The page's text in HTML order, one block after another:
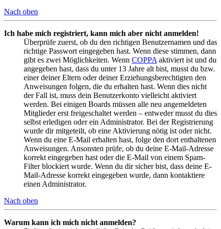
Nach oben
Ich habe mich registriert, kann mich aber nicht anmelden!
Überprüfe zuerst, ob du den richtigen Benutzernamen und das
richtige Passwort eingegeben hast. Wenn diese stimmen, dann
gibt es zwei Möglichkeiten. Wenn COPPA aktiviert ist und du
angegeben hast, dass du unter 13 Jahre alt bist, musst du bzw.
einer deiner Eltern oder deiner Erziehungsberechtigten den
Anweisungen folgen, die du erhalten hast. Wenn dies nicht
der Fall ist, muss dein Benutzerkonto vielleicht aktiviert
werden. Bei einigen Boards müssen alle neu angemeldeten
Mitglieder erst freigeschaltet werden – entweder musst du dies
selbst erledigen oder ein Administrator. Bei der Registrierung
wurde dir mitgeteilt, ob eine Aktivierung nötig ist oder nicht.
Wenn du eine E-Mail erhalten hast, folge den dort enthaltenen
Anweisungen. Ansonsten prüfe, ob du deine E-Mail-Adresse
korrekt eingegeben hast oder die E-Mail von einem Spam-
Filter blockiert wurde. Wenn du dir sicher bist, dass deine E-
Mail-Adresse korrekt eingegeben wurde, dann kontaktiere
einen Administrator.
Nach oben
Warum kann ich mich nicht anmelden?